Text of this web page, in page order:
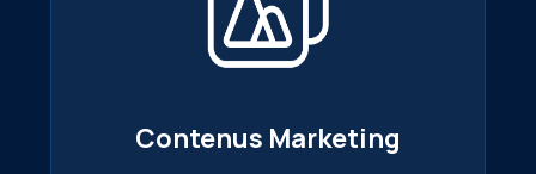
Contenus Marketing